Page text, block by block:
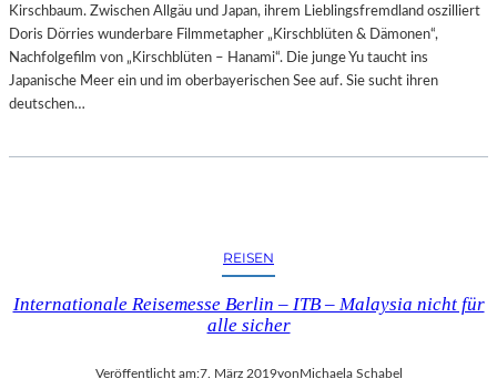
Kirschbaum. Zwischen Allgäu und Japan, ihrem Lieblingsfremdland oszilliert
Doris Dörries wunderbare Filmmetapher „Kirschblüten & Dämonen“,
Nachfolgefilm von „Kirschblüten – Hanami“. Die junge Yu taucht ins
Japanische Meer ein und im oberbayerischen See auf. Sie sucht ihren
deutschen…
REISEN
Internationale Reisemesse Berlin – ITB – Malaysia nicht für
alle sicher
Veröffentlicht am:7. März 2019vonMichaela Schabel